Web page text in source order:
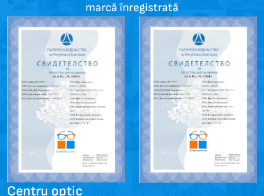
marcă înregistrată
Centru optic